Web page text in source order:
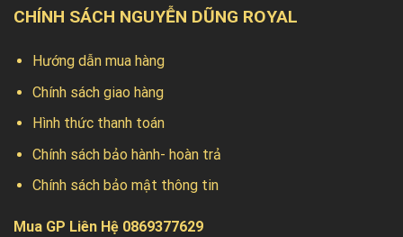
CHÍNH SÁCH NGUYỄN DŨNG ROYAL
Hướng dẫn mua hàng
Chính sách giao hàng
Hình thức thanh toán
Chính sách bảo hành- hoàn trả
Chính sách bảo mật thông tin
Mua GP Liên Hệ 0869377629